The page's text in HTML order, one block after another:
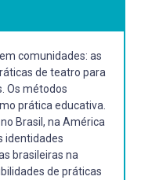
comunidades: as
de teatro para
Os métodos
prática educativa.
Brasil, na América
identidades
brasileiras na
de práticas